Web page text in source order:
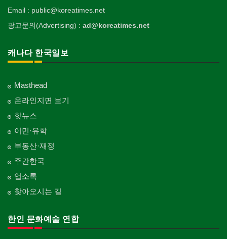
Email : public@koreatimes.net
광고문의(Advertising) : ad@koreatimes.net
캐나다 한국일보
Masthead
온라인지면 보기
핫뉴스
이민·유학
부동산·재정
주간한국
업소록
찾아오시는 길
한인 문화예술 연합